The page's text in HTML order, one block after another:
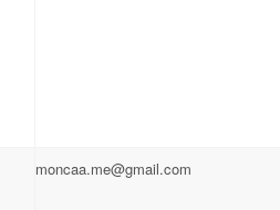
moncaa.me@gmail.com